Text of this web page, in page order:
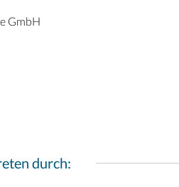
GmbH
durch: